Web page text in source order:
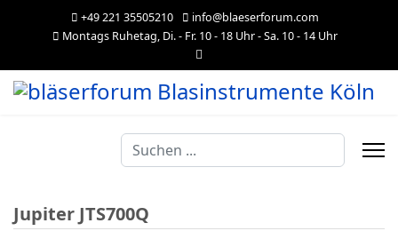
+49 221 35505210
info@blaeserforum.com
Montags Ruhetag, Di. - Fr. 10 - 18 Uhr - Sa. 10 - 14 Uhr
Suchen
...
Jupiter JTS700Q